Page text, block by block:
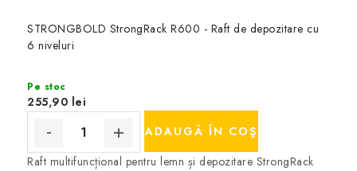
STRONGBOLD StrongRack R600 - Raft de depozitare cu
6 niveluri
Pe stoc
255,90 lei
ADAUGĂ ÎN COŞ
Raft multifuncțional pentru lemn și depozitare StrongRack